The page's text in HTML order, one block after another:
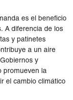
es el beneficio
A diferencia de los
y patinetes
a un aire
y
promueven la
el cambio climático